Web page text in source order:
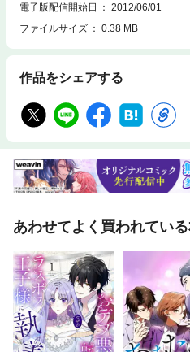
電子版配信開始日
2012/06/01
ファイルサイズ
0.38 MB
作品をシェアする
あわせてよく買われてい